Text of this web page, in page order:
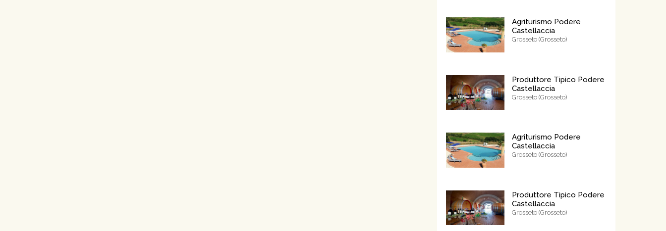
Agriturismo Podere
Castellaccia
Grosseto (Grosseto)
Produttore Tipico Podere
Castellaccia
Grosseto (Grosseto)
Agriturismo Podere
Castellaccia
Grosseto (Grosseto)
Produttore Tipico Podere
Castellaccia
Grosseto (Grosseto)